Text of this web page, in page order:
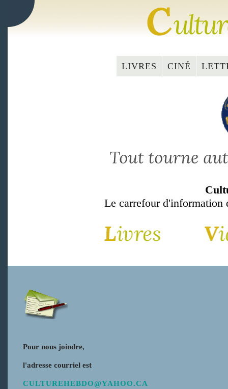
LIVRES CINÉ
Le carrefour d'information
Pour nous joindre,
l'adresse courriel est
CULTUREHEBDO@YAHOO.CA